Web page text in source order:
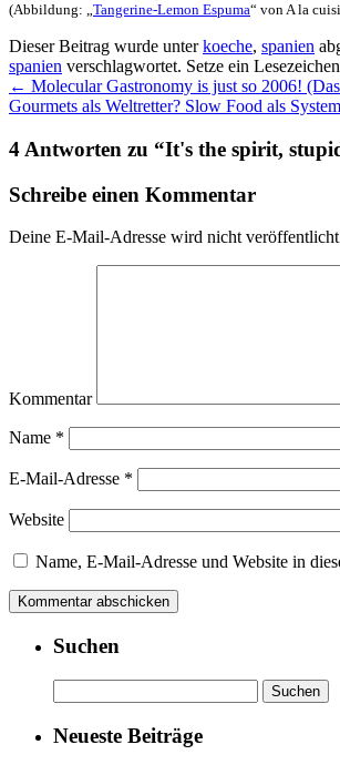
(Abbildung: „Tangerine-Lemon Espuma“ von A la
Dieser Beitrag wurde unterkoeche, spanien
spanien verschlagwortet. Setze ein
← Molecular Gastronomy is just so 2006!
Gourmets als Weltretter? Slow Food als
4 Antworten zu “It's the spirit,
Schreibe einen Kommentar
Deine E-Mail-Adresse wird nicht
Kommentar
Name *
E-Mail-Adresse *
Website
Name, E-Mail-Adresse und Website in
Suchen
nach:
Neueste Beiträge